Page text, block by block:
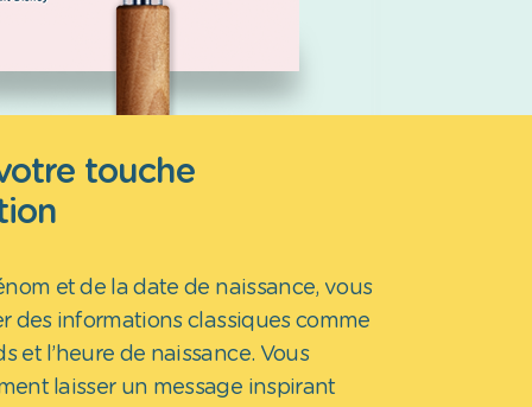
touche
et de la date de naissance, vous
des informations classiques comme
et l’heure de naissance. Vous
laisser un message inspirant